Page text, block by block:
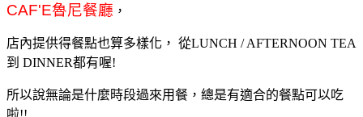
CAF'E魯尼餐廳 ，
店內提供得餐點也算多樣化 ， 從LUNCH / AFTERNOON TEA
到 DINNER都有喔!
所以說無論是什麼時段過來用餐 ， 總是有適合的餐點可以吃
啦!!